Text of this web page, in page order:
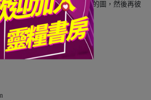
可以說明現在心情（或困境）的圖，然後再彼
卡片。